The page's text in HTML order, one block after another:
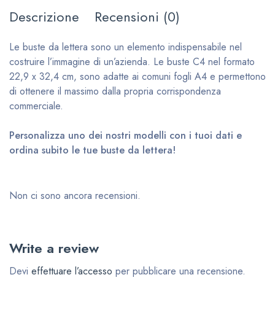
Descrizione Recensioni (0)
Le buste da lettera sono un elemento indispensabile nel
costruire l’immagine di un’azienda. Le buste C4 nel formato
22,9 x 32,4 cm, sono adatte ai comuni fogli A4 e permettono
di ottenere il massimo dalla propria corrispondenza
commerciale.
Personalizza uno dei nostri modelli con i tuoi dati e
ordina subito le tue buste da lettera!
Non ci sono ancora recensioni.
Write a review
Devi effettuare l’accesso per pubblicare una recensione.